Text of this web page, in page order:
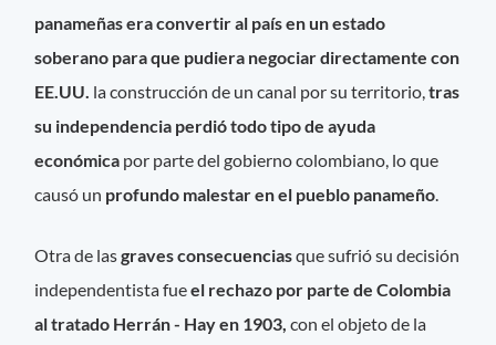
panameñas era convertir al país en un estado
soberano para que pudiera negociar directamente con
EE.UU. la construcción de un canal por su territorio, tras
su independencia perdió todo tipo de ayuda
económica por parte del gobierno colombiano, lo que
causó un profundo malestar en el pueblo panameño
Otra de lasgraves consecuenciasque sufrió su decisión
independentista fueel rechazo por parte de Colombia
al tratado Herrán - Hay en 1903, con el objeto de la